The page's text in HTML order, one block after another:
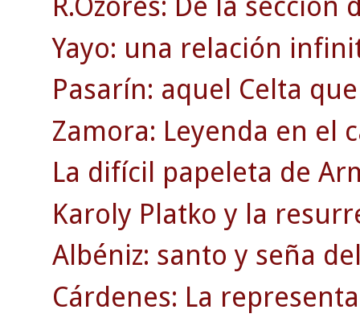
R.Ozores: De la
Yayo: una relación
Pasarín: aquel Celta
Zamora: Leyenda en el
La difícil papeleta de
Karoly Platko y la
Albéniz: santo y seña
Cárdenes: La